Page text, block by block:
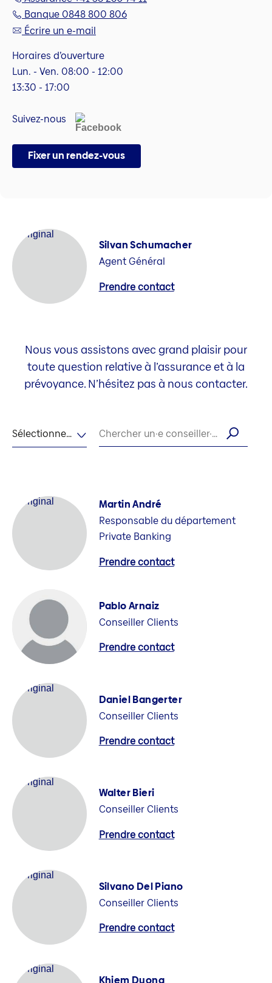
Banque 0848 800 806
Écrire un e-mail
Horaires d’ouverture
Lun. - Ven. 08:00 - 12:00
13:30 - 17:00
Suivez-nous
Fixer un rendez-vous
Silvan Schumacher
Agent Général
Prendre contact
Nous vous assistons avec grand plaisir pour
toute question relative à l’assurance et à la
prévoyance. N’hésitez pas à nous contacter.
Sélectionner la langue Chercher un·e conseiller·ère par son nom
Martin André
Responsable du département
Private Banking
Prendre contact
Pablo Arnaiz
Conseiller Clients
Prendre contact
Daniel Bangerter
Conseiller Clients
Prendre contact
Walter Bieri
Conseiller Clients
Prendre contact
Silvano Del Piano
Conseiller Clients
Prendre contact
Khiem Duong